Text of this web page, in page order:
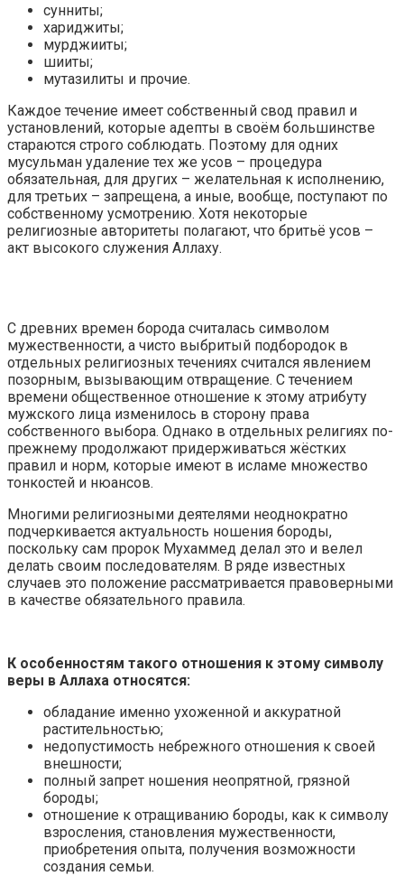
сунниты;
хариджиты;
мурджииты;
шииты;
мутазилиты и прочие.
Каждое течение имеет собственный свод правил и
установлений, которые адепты в своём большинстве
стараются строго соблюдать. Поэтому для одних
мусульман удаление тех же усов – процедура
обязательная, для других – желательная к исполнению,
для третьих – запрещена, а иные, вообще, поступают по
собственному усмотрению. Хотя некоторые
религиозные авторитеты полагают, что бритьё усов –
акт высокого служения Аллаху.
С древних времен борода считалась символом
мужественности, а чисто выбритый подбородок в
отдельных религиозных течениях считался явлением
позорным, вызывающим отвращение. С течением
времени общественное отношение к этому атрибуту
мужского лица изменилось в сторону права
собственного выбора. Однако в отдельных религиях по-
прежнему продолжают придерживаться жёстких
правил и норм, которые имеют в исламе множество
тонкостей и нюансов.
Многими религиозными деятелями неоднократно
подчеркивается актуальность ношения бороды,
поскольку сам пророк Мухаммед делал это и велел
делать своим последователям. В ряде известных
случаев это положение рассматривается правоверными
в качестве обязательного правила.
К особенностям такого отношения к этому символу
веры в Аллаха относятся:
обладание именно ухоженной и аккуратной
растительностью;
недопустимость небрежного отношения к своей
внешности;
полный запрет ношения неопрятной, грязной
бороды;
отношение к отращиванию бороды, как к символу
взросления, становления мужественности,
приобретения опыта, получения возможности
создания семьи.